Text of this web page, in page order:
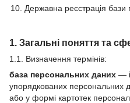
Державна реєстрація
1. Загальні поняття та
1.1. Визначення термінів:
база персональних даних —
упорядкованих персональних
або у формі картотек